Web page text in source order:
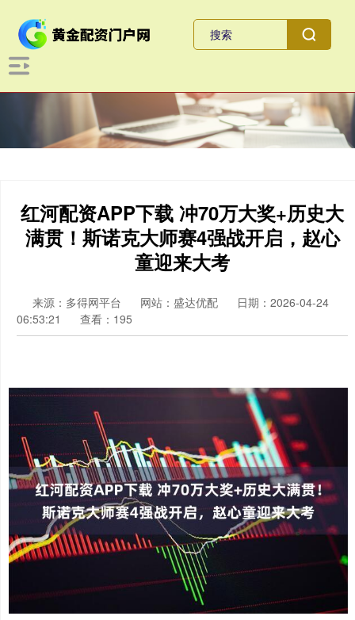
红河配资APP下载 冲70万大奖+历史大
满贯！斯诺克大师赛4强战开启，赵心
童迎来大考
来源：多得网平台 网站：盛达优配
日期：2026-04-24
06:53:21
查看：195